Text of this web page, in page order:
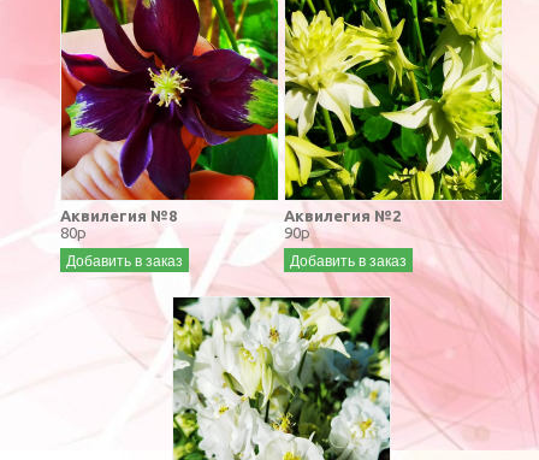
Аквилегия №8
80р
Добавить в заказ
Аквилегия №2
90р
Добавить в заказ